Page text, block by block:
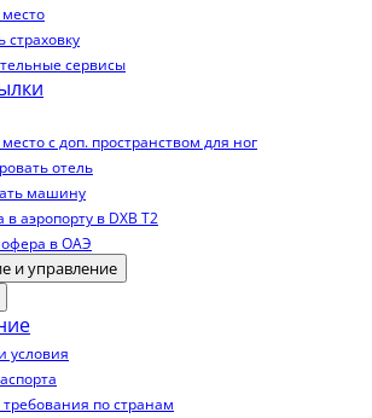
страховку
сервисы
с доп. пространством для ног
отель
машину
в аэропорту в DXB T2
в ОАЭ
и управление
условия
по странам